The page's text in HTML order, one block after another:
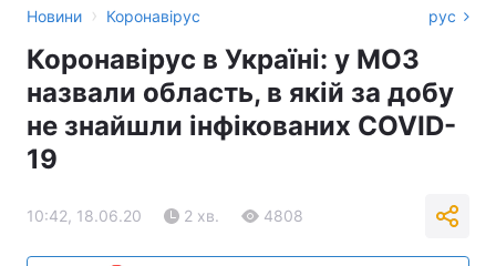
Новини › Коронавірус рус
Коронавірус в Україні: у МОЗ
назвали область, в якій за добу
не знайшли інфікованих COVID-
19
10:42, 18.06.20 2 хв. 4808